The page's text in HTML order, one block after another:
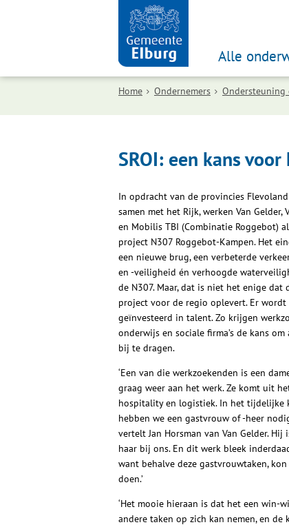
Alle
Home Ondernemers Ondersteuning
SROI: een kans
In opdracht van de provincies
samen met het Rijk, werken Van Gelder,
en Mobilis TBI (Combinatie Roggebot)
project N307 Roggebot-Kampen. Het
een nieuwe brug, een verbeterde
en -veiligheid én verhoogde
de N307. Maar, dat is niet het enige dat
project voor de regio oplevert. Er wordt
geïnvesteerd in talent. Zo krijgen
onderwijs en sociale firma’s de kans
bij te dragen.
‘Een van die werkzoekenden is een
graag weer aan het werk. Ze komt uit
hospitality en logistiek. In het tijdelijke
hebben we een gastvrouw of -heer
vertelt Jan Horsman van Van Gelder.
haar bij ons. En dit werk bleek
want behalve deze gastvrouwtaken,
doen.’
‘Het mooie hieraan is dat het een win-
andere taken op zich kan nemen, en de